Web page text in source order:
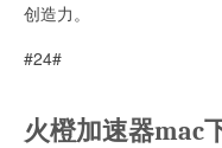
创造力。
#24#
火橙加速器mac